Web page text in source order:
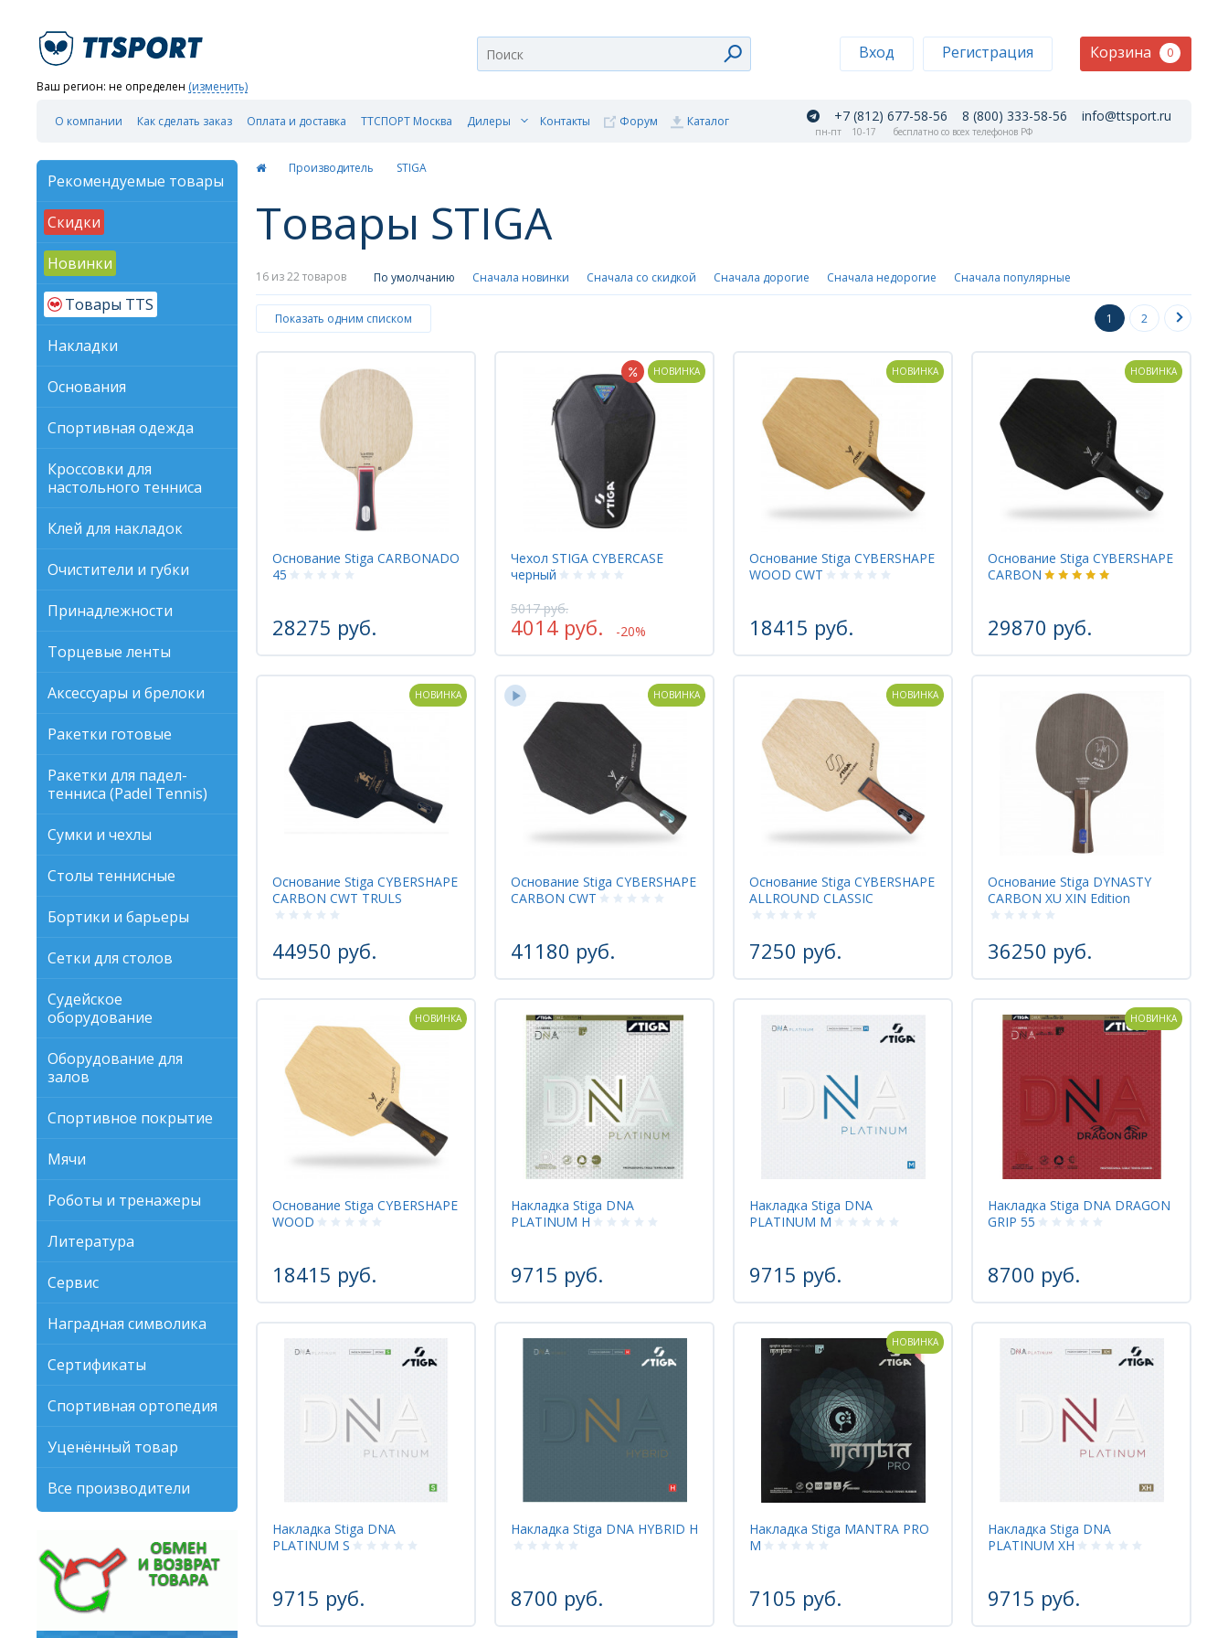
Ваш регион: не определен (изменить)
Вход Регистрация Корзина 0
О компании Как сделать заказ Оплата и доставка ТТСПОРТ Москва Дилеры Контакты Форум Каталог +7 (812) 677-58-56 8 (800) 333-58-56 info@ttsport.ru
пн-пт 10-17 бесплатно со всех телефонов РФ
Рекомендуемые товары
Скидки
Новинки
Товары TTS
Накладки
Основания
Спортивная одежда
Кроссовки для
настольного тенниса
Клей для накладок
Очистители и губки
Принадлежности
Торцевые ленты
Аксессуары и брелоки
Ракетки готовые
Ракетки для падел-
тенниса (Padel Tennis)
Сумки и чехлы
Столы теннисные
Бортики и барьеры
Сетки для столов
Судейское
оборудование
Оборудование для
залов
Спортивное покрытие
Мячи
Роботы и тренажеры
Литература
Сервис
Наградная символика
Сертификаты
Спортивная ортопедия
Уценённый товар
Все производители
Производитель STIGA
Товары STIGA
16 из 22 товаров По умолчанию Сначала новинки Сначала со скидкой Сначала дорогие Сначала недорогие Сначала популярные
Показать одним списком 1 2
Основание Stiga CARBONADO
45
28275 руб.
НОВИНКА
Чехол STIGA CYBERCASE
черный
5017 руб.
4014 руб. -20%
НОВИНКА
Основание Stiga CYBERSHAPE
WOOD CWT
18415 руб.
НОВИНКА
Основание Stiga CYBERSHAPE
CARBON
29870 руб.
НОВИНКА
Основание Stiga CYBERSHAPE
CARBON CWT TRULS
44950 руб.
НОВИНКА
Основание Stiga CYBERSHAPE
CARBON CWT
41180 руб.
НОВИНКА
Основание Stiga CYBERSHAPE
ALLROUND CLASSIC
7250 руб.
Основание Stiga DYNASTY
CARBON XU XIN Edition
36250 руб.
НОВИНКА
Основание Stiga CYBERSHAPE
WOOD
18415 руб.
Накладка Stiga DNA
PLATINUM H
9715 руб.
Накладка Stiga DNA
PLATINUM M
9715 руб.
НОВИНКА
Накладка Stiga DNA DRAGON
GRIP 55
8700 руб.
Накладка Stiga DNA
PLATINUM S
9715 руб.
Накладка Stiga DNA HYBRID H
8700 руб.
НОВИНКА
Накладка Stiga MANTRA PRO
M
7105 руб.
Накладка Stiga DNA
PLATINUM XH
9715 руб.